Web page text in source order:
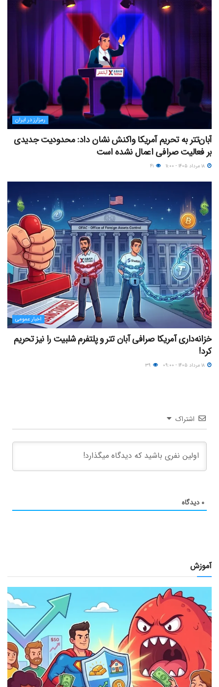
رمزارز در ایران
آبان‌تتر به تحریم آمریکا واکنش نشان داد: محدودیت جدیدی
بر فعالیت صرافی اعمال نشده است
اخبار عمومی
خزانه‌داری آمریکا صرافی آبان تتر و پلتفرم شلبیت را نیز تحریم
کرد!
اشتراک
۰ دیدگاه
آموزش